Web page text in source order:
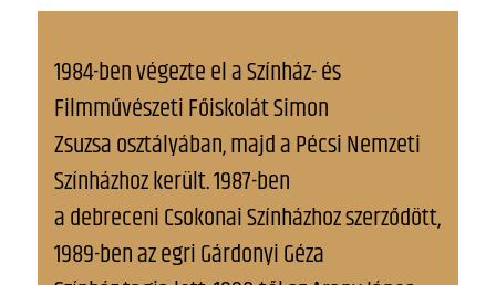
1984-ben végezte el a Színház- és
Filmművészeti Főiskolát Simon
Zsuzsa osztályában, majd a Pécsi Nemzeti
Színházhoz került. 1987-ben
a debreceni Csokonai Színházhoz szerződött,
1989-ben az egri Gárdonyi Géza